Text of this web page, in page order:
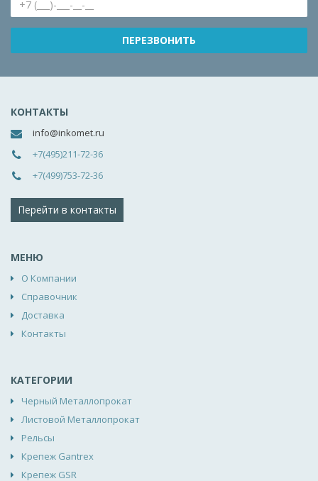
КОНТАКТЫ
info@inkomet.ru
+7(495)211-72-36
+7(499)753-72-36
Перейти в контакты
МЕНЮ
О Компании
Справочник
Доставка
Контакты
КАТЕГОРИИ
Черный Металлопрокат
Листовой Металлопрокат
Рельсы
Крепеж Gantrex
Крепеж GSR